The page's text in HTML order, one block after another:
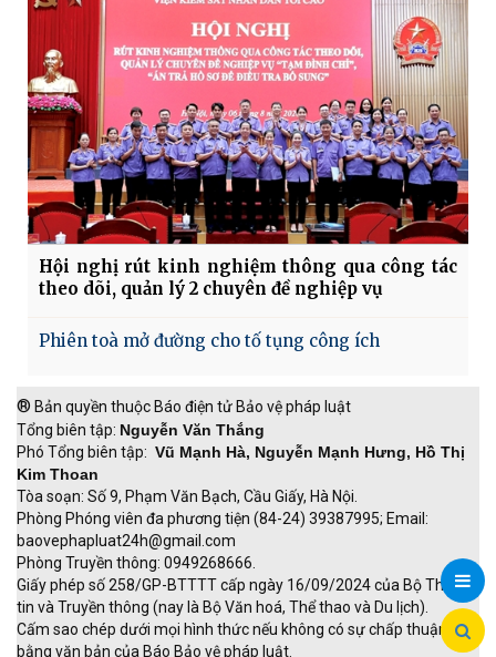
Hội nghị rút kinh nghiệm thông qua công tác
theo dõi, quản lý 2 chuyên đề nghiệp vụ
Phiên toà mở đường cho tố tụng công ích
® Bản quyền thuộc Báo điện tử Bảo vệ pháp luật
Tổng biên tập: Nguyễn Văn Thắng
Phó Tổng biên tập: Vũ Mạnh Hà, Nguyễn Mạnh Hưng, Hồ Thị
Kim Thoan
Tòa soạn: Số 9, Phạm Văn Bạch, Cầu Giấy, Hà Nội.
Phòng Phóng viên đa phương tiện (84-24) 39387995; Email:
baovephapluat24h@gmail.com
Phòng Truyền thông: 0949268666.
Giấy phép số 258/GP-BTTTT cấp ngày 16/09/2024 của Bộ Thông
tin và Truyền thông (nay là Bộ Văn hoá, Thể thao và Du lịch).
Cấm sao chép dưới mọi hình thức nếu không có sự chấp thuận
bằng văn bản của Báo Bảo vệ pháp luật.